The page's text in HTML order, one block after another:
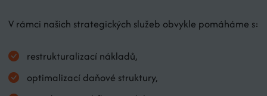
V rámci našich strategických služeb obvykle pomáháme s:
restrukturalizací nákladů,
optimalizací daňové struktury,